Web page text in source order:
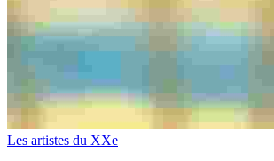
Les artistes du XXe